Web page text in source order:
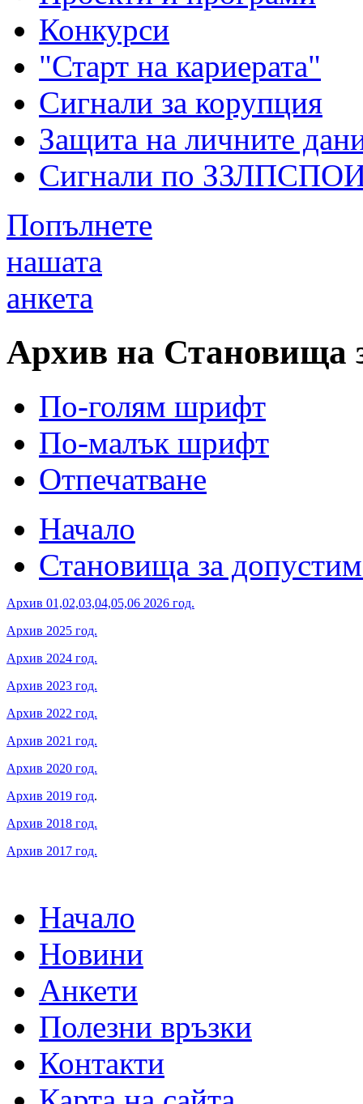
Конкурси
"Старт на кариерата"
Сигнали за корупция
Защита на личните
Сигнали по
Попълнете
нашата
анкета
Архив на Становища
По-голям шрифт
По-малък шрифт
Отпечатване
Начало
Становища за
Архив 01,02,03,04,05,06 2026 год.
Архив 2025 год.
Архив 2024 год.
Архив 2023 год.
Архив 2022 год.
Архив 2021 год.
Архив 2020 год.
Архив 2019 год.
Архив 2018 год.
Архив 2017 год.
Начало
Новини
Анкети
Полезни връзки
Контакти